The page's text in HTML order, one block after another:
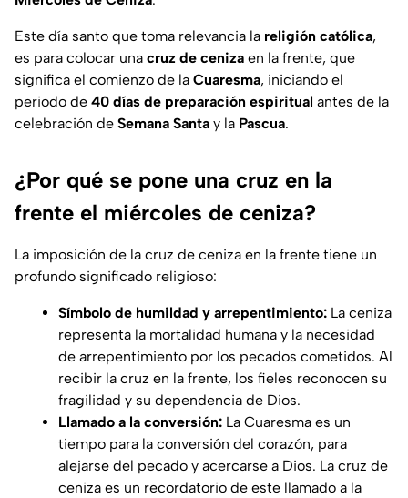
Este día santo que toma relevancia la religión católica,
es para colocar una cruz de ceniza en la frente, que
significa el comienzo de la Cuaresma, iniciando el
periodo de 40 días de preparación espiritual antes de la
celebración de Semana Santa y la Pascua.
¿Por qué se pone una cruz en la
frente el miércoles de ceniza?
La imposición de la cruz de ceniza en la frente tiene un
profundo significado religioso:
Símbolo de humildad y arrepentimiento: La ceniza
representa la mortalidad humana y la necesidad
de arrepentimiento por los pecados cometidos. Al
recibir la cruz en la frente, los fieles reconocen su
fragilidad y su dependencia de Dios.
Llamado a la conversión: La Cuaresma es un
tiempo para la conversión del corazón, para
alejarse del pecado y acercarse a Dios. La cruz de
ceniza es un recordatorio de este llamado a la